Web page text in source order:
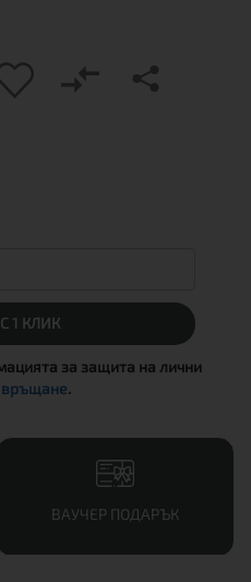
1 КЛИК
за защита на лични
връщане.
ВАУЧЕР ПОДАРЪК